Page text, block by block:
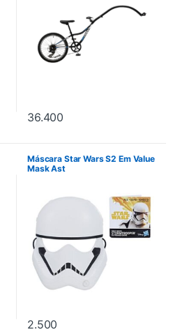
36.400
Máscara Star Wars S2 Em Value
Mask Ast
2.500